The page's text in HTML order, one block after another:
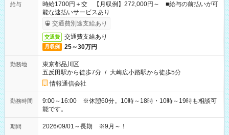
給与
時給1700円＋交 【月収例】272,000円～ ■給与の前払いが可
能な速払いサービスあり
交通費別途支給あり
交通費 交通費支給あり
月収例 25～30万円
勤務地
東京都品川区
五反田駅から徒歩7分 / 大崎広小路駅から徒歩5分
情報通信会社
勤務時間
9:00～16:00 ※休憩60分。10時～18時・10時～19時も相談可
能です。
期間 2026/09/01～長期 ※9月～！